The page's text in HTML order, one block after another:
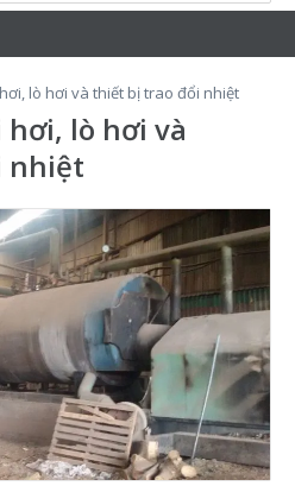
lò hơi và thiết bị trao đổi nhiệt
hơi, lò hơi và
nhiệt